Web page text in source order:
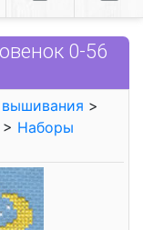
0-56
>
> Наборы